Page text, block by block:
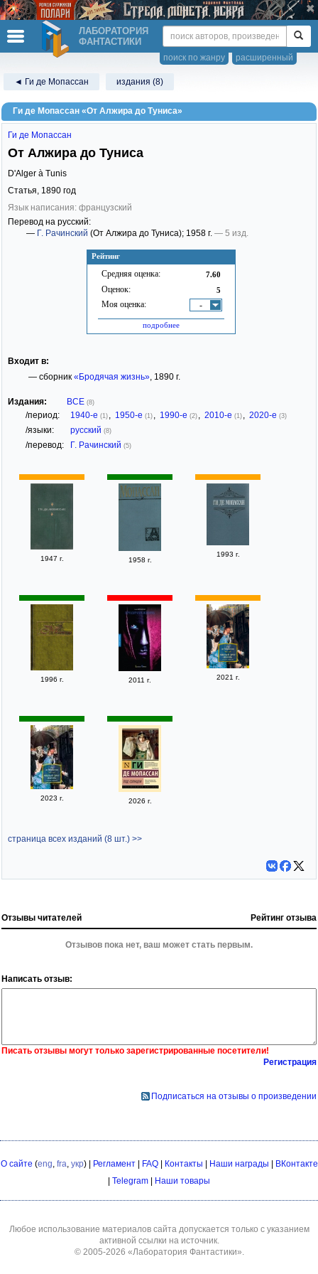
ЛАБОРАТОРИЯ
ФАНТАСТИКИ
расширенный
поиск по жанру
◄ Ги де Мопассан издания (8)
Ги де Мопассан «От Алжира до Туниса»
Рейтинг
Средняя оценка: 7.60
Оценок: 5
Моя оценка: -
подробнее
Ги де Мопассан
От Алжира до Туниса
D'Alger à Tunis
Статья, 1890 год
Язык написания: французский
Перевод на русский:
— Г. Рачинский (От Алжира до Туниса); 1958 г. — 5 изд.
Входит в:
— сборник «Бродячая жизнь», 1890 г.
Издания: ВСЕ (8)
/период: 1940-е (1) 1950-е (1) 1990-е (2) 2010-е (1) 2020-е (3)
/языки: русский (8)
/перевод: Г. Рачинский (5)
1947 г. 1958 г.
1993 г.
1996 г. 2011 г. 2021 г.
2023 г. 2026 г.
страница всех изданий (8 шт.) >>
Отзывы читателей Рейтинг отзыва
Отзывов пока нет, ваш может стать первым.
Написать отзыв:
Писать отзывы могут только зарегистрированные посетители!
Регистрация
Подписаться на отзывы о произведении
О сайте (eng fra укр) | Регламент| FAQ| Контакты | Наши награды | ВКонтакте
| Telegram | Наши товары
Любое использование материалов сайта допускается только с указанием
активной ссылки на источник.
© 2005-2026 «Лаборатория Фантастики»